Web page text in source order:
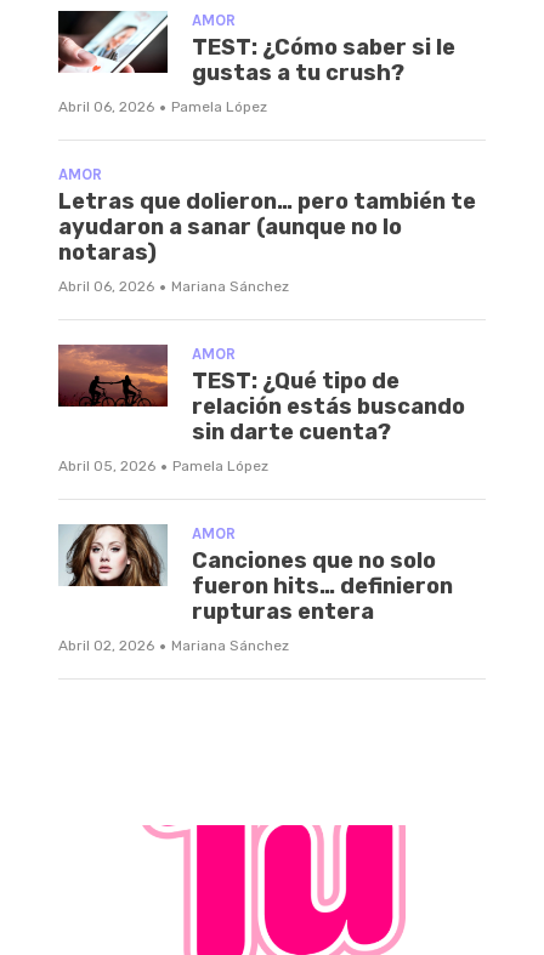
AMOR
TEST: ¿Cómo saber si le
gustas a tu crush?
Abril 06, 2026 · Pamela López
AMOR
Letras que dolieron… pero también te
ayudaron a sanar (aunque no lo
notaras)
Abril 06, 2026 · Mariana Sánchez
AMOR
TEST: ¿Qué tipo de
relación estás buscando
sin darte cuenta?
Abril 05, 2026 · Pamela López
AMOR
Canciones que no solo
fueron hits… definieron
rupturas entera
Abril 02, 2026 · Mariana Sánchez